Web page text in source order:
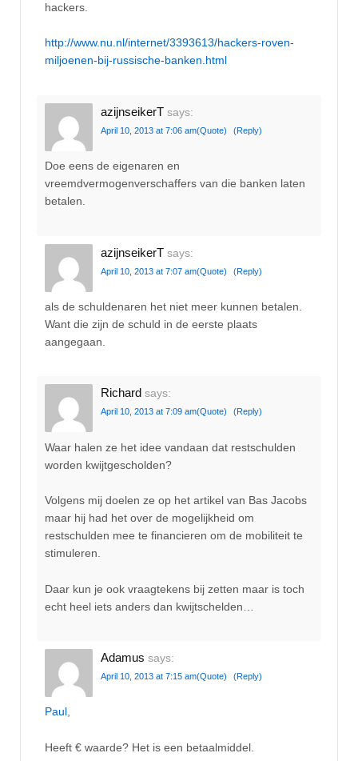
hackers.
http://www.nu.nl/internet/3393613/hackers-roven-
miljoenen-bij-russische-banken.html
azijnseikerT says:
April 10, 2013 at 7:06 am(Quote) (Reply)
Doe eens de eigenaren en
vreemdvermogenverschaffers van die banken laten
betalen.
azijnseikerT says:
April 10, 2013 at 7:07 am(Quote) (Reply)
als de schuldenaren het niet meer kunnen betalen.
Want die zijn de schuld in de eerste plaats
aangegaan.
Richard says:
April 10, 2013 at 7:09 am(Quote) (Reply)
Waar halen ze het idee vandaan dat restschulden
worden kwijtgescholden?
Volgens mij doelen ze op het artikel van Bas Jacobs
maar hij had het over de mogelijkheid om
restschulden mee te financieren om de mobiliteit te
stimuleren.
Daar kun je ook vraagtekens bij zetten maar is toch
echt heel iets anders dan kwijtschelden…
Adamus says:
April 10, 2013 at 7:15 am(Quote) (Reply)
Paul,
Heeft € waarde? Het is een betaalmiddel.